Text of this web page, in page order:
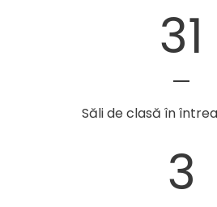
31
Săli de clasă în
3